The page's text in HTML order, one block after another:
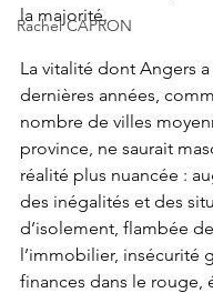
Rachel CAPRON
la majorité.
La vitalité dont Angers
dernières années,
nombre de villes
province, ne saurait
réalité plus nuancée :
des inégalités et des
d’isolement, flambée
l’immobilier, insécurité
finances dans le rouge,